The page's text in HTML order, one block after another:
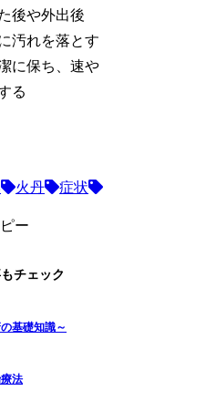
後や外出後
汚れを落とす
に保ち、速や
る
火丹
症状
ー
チェック
基礎知識～
法